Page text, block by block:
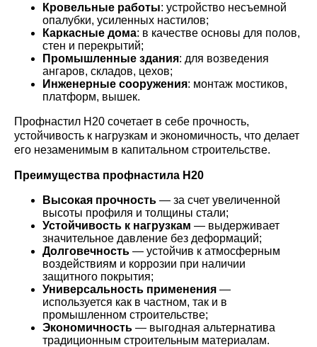
Кровельные работы: устройство несъемной
опалубки, усиленных настилов;
Каркасные дома: в качестве основы для полов,
стен и перекрытий;
Промышленные здания: для возведения
ангаров, складов, цехов;
Инженерные сооружения: монтаж мостиков,
платформ, вышек.
Профнастил Н20 сочетает в себе прочность,
устойчивость к нагрузкам и экономичность, что делает
его незаменимым в капитальном строительстве.
Преимущества профнастила Н20
Высокая прочность — за счет увеличенной
высоты профиля и толщины стали;
Устойчивость к нагрузкам — выдерживает
значительное давление без деформаций;
Долговечность — устойчив к атмосферным
воздействиям и коррозии при наличии
защитного покрытия;
Универсальность применения —
используется как в частном, так и в
промышленном строительстве;
Экономичность — выгодная альтернатива
традиционным строительным материалам.